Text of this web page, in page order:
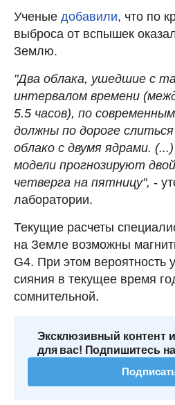
Ученые добавили, что по
выброса от вспышек
Землю.
"Два облака, ушедшие с
интервалом времени
5.5 часов), по
должны по дороге слиться
облако с двумя ядрами.
модели прогнозируют
четверга на пятницу", -
лаборатории.
Текущие расчеты
на Земле возможны
G4. При этом вероятность
сияния в текущее время
сомнительной.
Эксклюзивный контент
для вас! Подпишитесь